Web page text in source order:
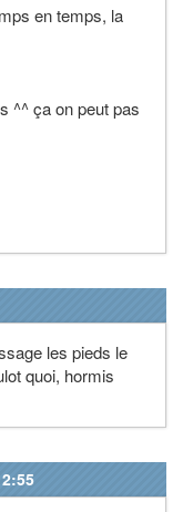
en temps, la
^^ ça on peut pas
les pieds le
quoi, hormis